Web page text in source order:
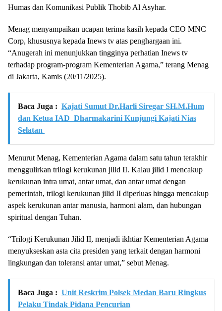
Humas dan Komunikasi Publik Thobib Al Asyhar.
Menag menyampaikan ucapan terima kasih kepada CEO MNC
Corp, khususnya kepada Inews tv atas penghargaan ini.
“Anugerah ini menunjukkan tingginya perhatian Inews tv
terhadap program-program Kementerian Agama,” terang Menag
di Jakarta, Kamis (20/11/2025).
Baca Juga : Kajati Sumut Dr.Harli Siregar SH.M.Hum
dan Ketua IAD Dharmakarini Kunjungi Kajati Nias
Selatan
Menurut Menag, Kementerian Agama dalam satu tahun terakhir
menggulirkan trilogi kerukunan jilid II. Kalau jilid I mencakup
kerukunan intra umat, antar umat, dan antar umat dengan
pemerintah, trilogi kerukunan jilid II diperluas hingga mencakup
aspek kerukunan antar manusia, harmoni alam, dan hubungan
spiritual dengan Tuhan.
“Trilogi Kerukunan Jilid II, menjadi ikhtiar Kementerian Agama
menyukseskan asta cita presiden yang terkait dengan harmoni
lingkungan dan toleransi antar umat,” sebut Menag.
Baca Juga : Unit Reskrim Polsek Medan Baru Ringkus
Pelaku Tindak Pidana Pencurian